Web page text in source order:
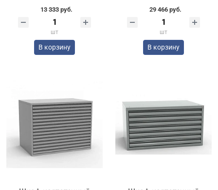
13 333 руб.
шт
В корзину
29 466 руб.
шт
В корзину